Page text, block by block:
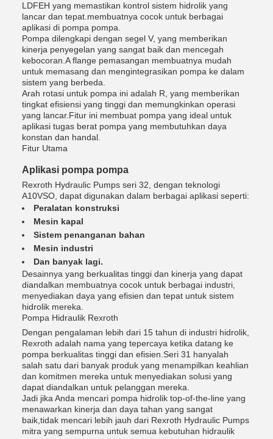
LDFEH yang memastikan kontrol sistem hidrolik yang
lancar dan tepat.membuatnya cocok untuk berbagai
aplikasi di pompa pompa.
Pompa dilengkapi dengan segel V, yang memberikan
kinerja penyegelan yang sangat baik dan mencegah
kebocoran.A flange pemasangan membuatnya mudah
untuk memasang dan mengintegrasikan pompa ke dalam
sistem yang berbeda.
Arah rotasi untuk pompa ini adalah R, yang memberikan
tingkat efisiensi yang tinggi dan memungkinkan operasi
yang lancar.Fitur ini membuat pompa yang ideal untuk
aplikasi tugas berat pompa yang membutuhkan daya
konstan dan handal.
Fitur Utama
Aplikasi pompa pompa
Rexroth Hydraulic Pumps seri 32, dengan teknologi
A10VSO, dapat digunakan dalam berbagai aplikasi seperti:
Peralatan konstruksi
Mesin kapal
Sistem penanganan bahan
Mesin industri
Dan banyak lagi.
Desainnya yang berkualitas tinggi dan kinerja yang dapat
diandalkan membuatnya cocok untuk berbagai industri,
menyediakan daya yang efisien dan tepat untuk sistem
hidrolik mereka.
Pompa Hidraulik Rexroth
Dengan pengalaman lebih dari 15 tahun di industri hidrolik,
Rexroth adalah nama yang tepercaya ketika datang ke
pompa berkualitas tinggi dan efisien.Seri 31 hanyalah
salah satu dari banyak produk yang menampilkan keahlian
dan komitmen mereka untuk menyediakan solusi yang
dapat diandalkan untuk pelanggan mereka.
Jadi jika Anda mencari pompa hidrolik top-of-the-line yang
menawarkan kinerja dan daya tahan yang sangat
baik,tidak mencari lebih jauh dari Rexroth Hydraulic Pumps
mitra yang sempurna untuk semua kebutuhan hidraulik